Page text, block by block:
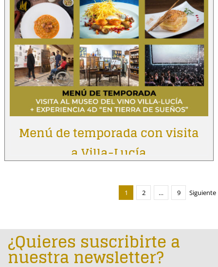
Menú de temporada con visita
a Villa-Lucía
1 2 … 9 Siguiente
¿Quieres suscribirte a
nuestra newsletter?